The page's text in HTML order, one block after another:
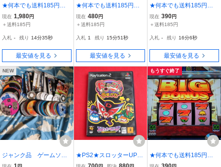
★何本でも送料185円★
PS2 パチパラ12【パ
チンコCR大海物語M56＆
K・はがき付き☆M
現在 1,980円
＋送料185円
入札 - 残り 14分33秒
最安値を見る
★何本でも送料185円★
PS2 楽勝パチスロ宣
言 ☆ブラックジャッ
林火山 他収録☆b
現在 480円
＋送料185円
入札 1 残り 15分49秒
最安値を見る
★何本でも送料185円★
PS2 パチスロ 主役は
銭形《スロッターUPコア
作OK・盤面良好★ e
現在 390円
＋送料185円
入札 - 残り 16分4秒
最安値を見る
NEW
ジャンク品 ゲームソフ
ト 説明書 PSP PS PS2
★PS2★スロッターUPコ
ア3 愉打!ドロンジョにお
もうすぐ終了
★何本でも送料185円★
PS2 実戦パチスロ必